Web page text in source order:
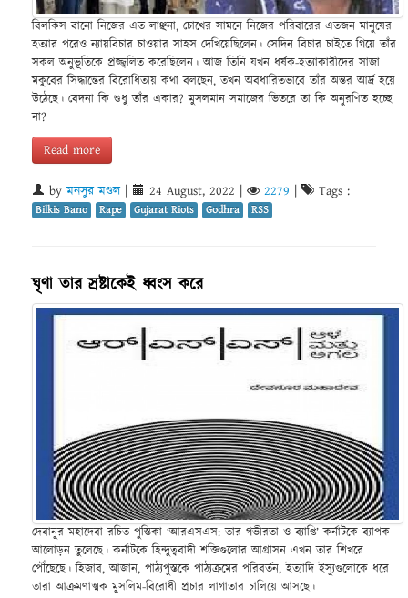
বিলকিস বানো নিজের এত লাঞ্ছনা, চোখের সামনে নিজের পরিবারের এতজন মানুষের
হত্যার পরেও ন্যায়বিচার চাওয়ার সাহস দেখিয়েছিলেন। সেদিন বিচার চাইতে গিয়ে তাঁর
সকল অনুভূতিকে প্রজ্জ্বলিত করেছিলেন। আজ তিনি যখন ধর্ষক-হত্যাকারীদের সাজা
মকুবের সিদ্ধান্তের বিরোধিতায় কথা বলছেন, তখন অবধারিতভাবে তাঁর অন্তর আর্দ্র হয়ে
উঠেছে। বেদনা কি শুধু তাঁর একার? মুসলমান সমাজের ভিতরে তা কি অনুরণিত হচ্ছে
না?
Read more
byমনসুর মণ্ডল| 24 August, 2022 2279 Tags :
Bilkis Bano Rape Gujarat Riots Godhra RSS
ঘৃণা তার স্রষ্টাকেই ধ্বংস করে
দেবানুর মহাদেবা রচিত পুস্তিকা ‘আরএসএস: তার গভীরতা ও ব্যাপ্তি’ কর্নাটকে ব্যাপক
আলোড়ন তুলেছে। কর্নাটকে হিন্দুত্ববাদী শক্তিগুলোর আগ্ৰাসন এখন তার শিখরে
পৌঁছেছে। হিজাব, আজান, পাঠ্যপুস্তকে পাঠ্যক্রমের পরিবর্তন, ইত্যাদি ইস্যুগুলোকে ধরে
তারা আক্রমণাত্মক মুসলিম-বিরোধী প্রচার লাগাতার চালিয়ে আসছে।